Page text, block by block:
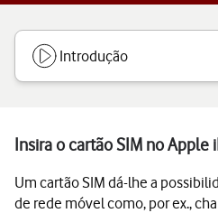
Introdução
Insira o cartão SIM no Apple
Um cartão SIM dá-lhe a
de rede móvel como, por ex.,